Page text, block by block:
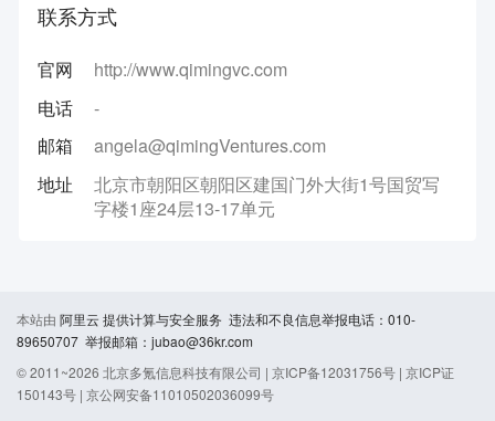
联系方式
官网
http://www.qimingvc.com
电话
-
邮箱
angela@qimingVentures.com
地址
北京市朝阳区朝阳区建国门外大街1号国贸写
字楼1座24层13-17单元
本站由 阿里云 提供计算与安全服务 违法和不良信息举报电话：010-
89650707 举报邮箱：jubao@36kr.com
© 2011~2026 北京多氪信息科技有限公司 | 京ICP备12031756号 | 京ICP证
150143号 | 京公网安备11010502036099号